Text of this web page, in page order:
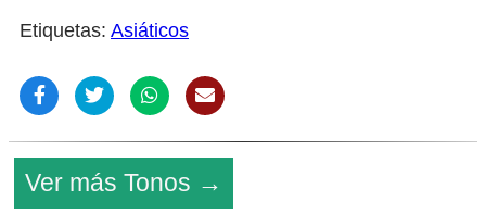
Etiquetas: Asiáticos
Ver más Tonos →